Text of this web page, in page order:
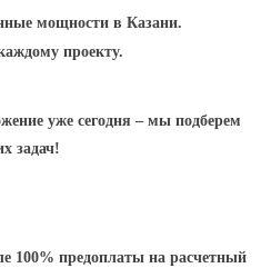
мощности в Казани.
проекту.
уже сегодня – мы подберем
задач!
100% предоплаты на расчетный